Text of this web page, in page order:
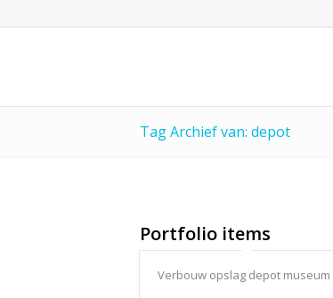
Tag Archief van: depot
Portfolio items
Verbouw opslag depot museum